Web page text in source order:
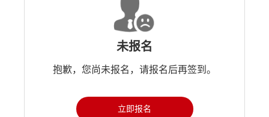
未报名
抱歉，您尚未报名，请报名后再签到。
立即报名